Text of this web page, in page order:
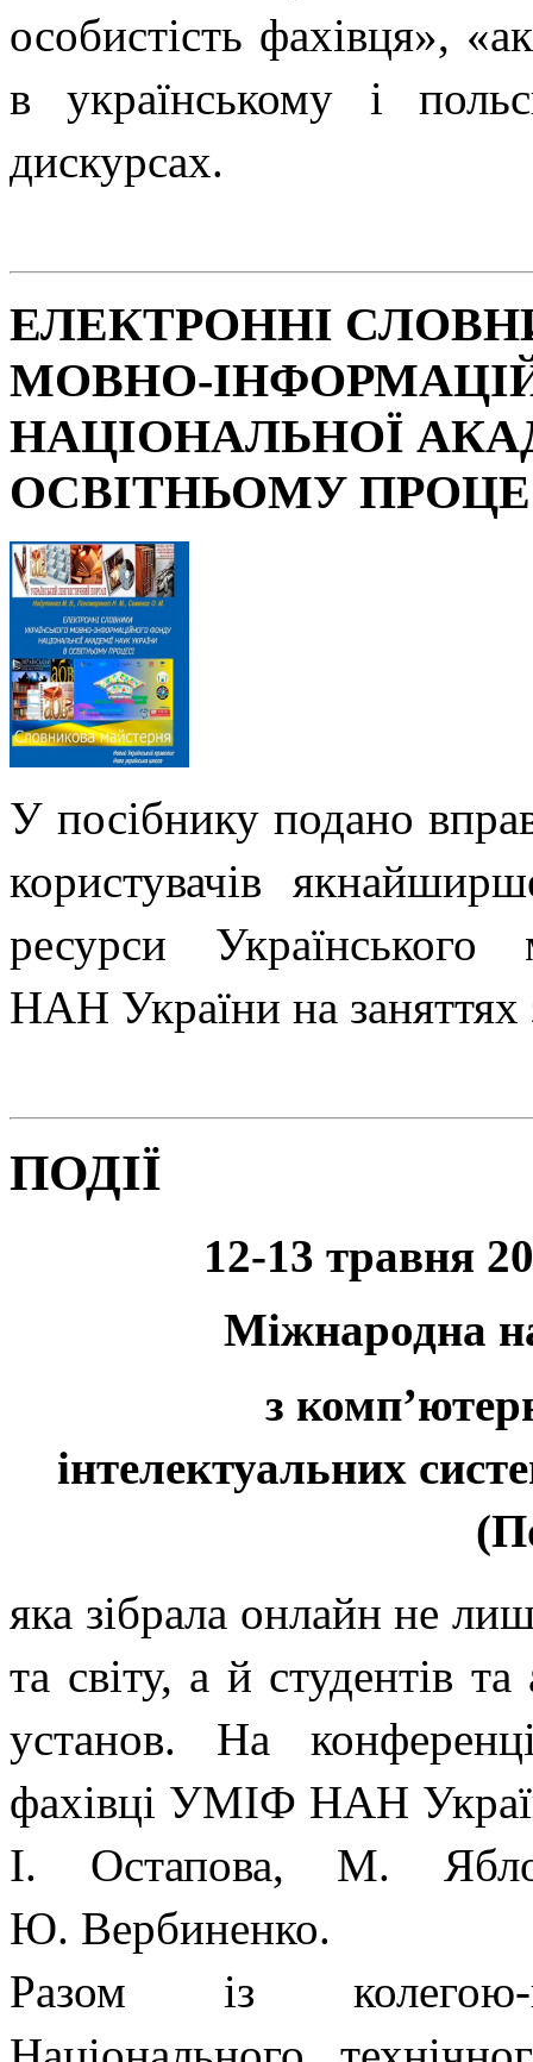
особистість фахівця»,
в українському і
дискурсах.
ЕЛЕКТРОННІ
МОВНО-
НАЦІОНАЛЬНОЇ
ОСВІТНЬОМУ
У посібнику подано
користувачів
ресурси Українського
НАН України на заняттях
ПОДІЇ
12-13 травня
Міжнародна
з
інтелектуальних
яка зібрала онлайн не
та світу, а й студентів
установ. На
фахівці УМІФ НАН
І. Остапова, М.
Ю. Вербиненко.
Разом із колегою-